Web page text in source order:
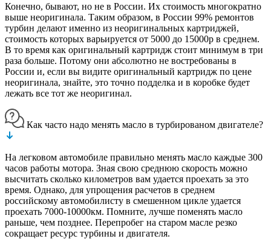
Конечно, бывают, но не в России. Их стоимость многократно
выше неоригинала. Таким образом, в России 99% ремонтов
турбин делают именно из неоригинальных картриджей,
стоимость которых варьируется от 5000 до 15000р в среднем.
В то время как оригинальный картридж стоит минимум в три
раза больше. Потому они абсолютно не востребованы в
России и, если вы видите оригинальный картридж по цене
неоригинала, знайте, это точно подделка и в коробке будет
лежать все тот же неоригинал.
Как часто надо менять масло в турбированом двигателе?
На легковом автомобиле правильно менять масло каждые 300
часов работы мотора. Зная свою среднюю скорость можно
высчитать сколько километров вам удается проехать за это
время. Однако, для упрощения расчетов в среднем
российскому автомобилисту в смешенном цикле удается
проехать 7000-10000км. Помните, лучше поменять масло
раньше, чем позднее. Перепробег на старом масле резко
сокращает ресурс турбины и двигателя.